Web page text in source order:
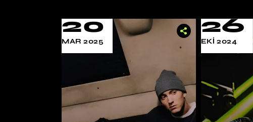
20
MAR 2025
26
EKI 2024